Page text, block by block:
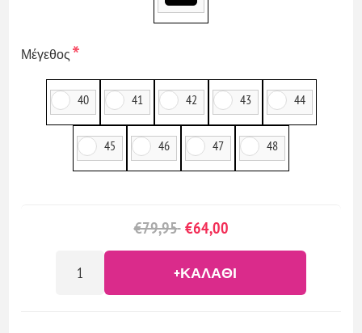
Μέγεθος*
40 41 42 43 44
45 46 47 48
€79,95 €64,00
+ΚΑΛΆΘΙ